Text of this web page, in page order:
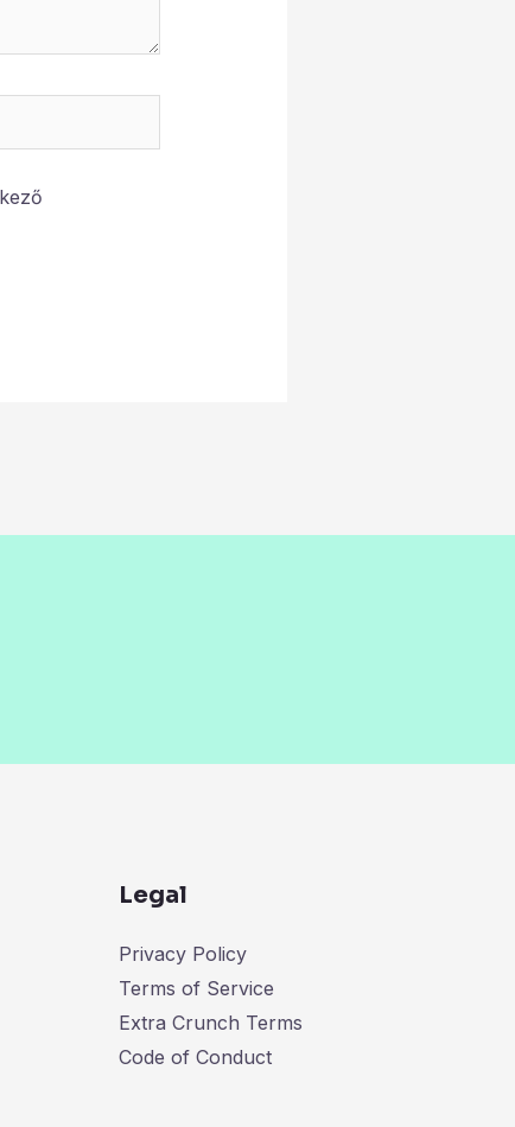
Legal
Privacy Policy
Terms of Service
Extra Crunch Terms
Code of Conduct